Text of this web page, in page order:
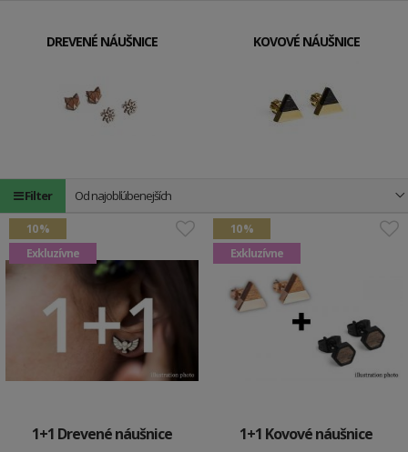
DREVENÉ NÁUŠNICE KOVOVÉ NÁUŠNICE
Filter Od najobľúbenejších
10 %
Exkluzívne
1+1 Drevené náušnice
10 %
Exkluzívne
1+1 Kovové náušnice